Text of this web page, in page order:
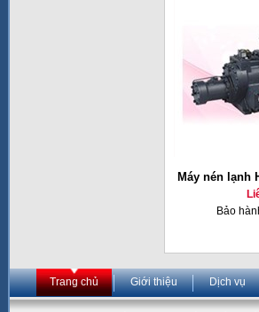
Máy nén lạnh
Bảo
Trang chủ Giới thiệu Dịch vụ